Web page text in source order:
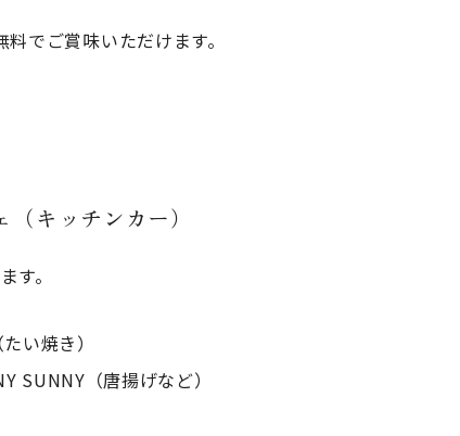
でご賞味いただけます。
キッチンカー）
す。
い焼き）
SUNNY（唐揚げなど）